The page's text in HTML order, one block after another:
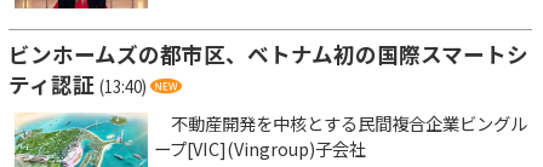
ビンホームズの都市区、ベトナム初の国際スマートシ
ティ認証 (13:40)
不動産開発を中核とする民間複合企業ビングル
ープ[VIC](Vingroup)子会社